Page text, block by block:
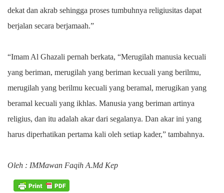
dekat dan akrab sehingga proses tumbuhnya religiusitas dapat
berjalan secara berjamaah.”
“Imam Al Ghazali pernah berkata, “Merugilah manusia kecuali
yang beriman, merugilah yang beriman kecuali yang berilmu,
merugilah yang berilmu kecuali yang beramal, merugikan yang
beramal kecuali yang ikhlas. Manusia yang beriman artinya
religius, dan itu adalah akar dari segalanya. Dan akar ini yang
harus diperhatikan pertama kali oleh setiap kader,” tambahnya.
Oleh : IMMawan Faqih A.Md Kep